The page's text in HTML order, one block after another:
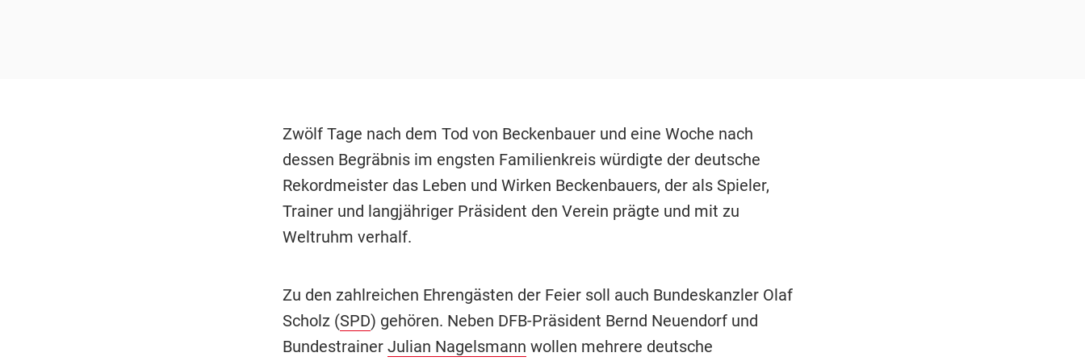
Zwölf Tage nach dem Tod von Beckenbauer und eine Woche nach
dessen Begräbnis im engsten Familienkreis würdigte der deutsche
Rekordmeister das Leben und Wirken Beckenbauers, der als Spieler,
Trainer und langjähriger Präsident den Verein prägte und mit zu
Weltruhm verhalf.
Zu den zahlreichen Ehrengästen der Feier soll auch Bundeskanzler Olaf
Scholz (SPD) gehören. Neben DFB-Präsident Bernd Neuendorf und
Bundestrainer Julian Nagelsmann wollen mehrere deutsche